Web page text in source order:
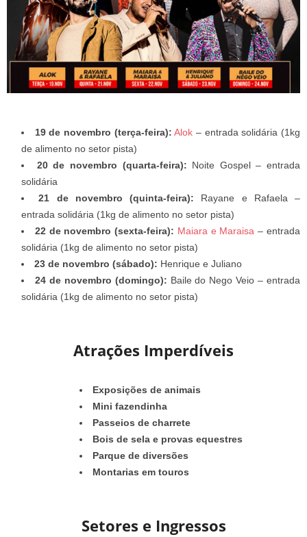
19 de novembro (terça-feira): Alok – entrada solidária (1kg
de alimento no setor pista)
20 de novembro (quarta-feira): Noite Gospel – entrada
solidária
21 de novembro (quinta-feira): Rayane e Rafaela –
entrada solidária (1kg de alimento no setor pista)
22 de novembro (sexta-feira): Maiara e Maraisa – entrada
solidária (1kg de alimento no setor pista)
23 de novembro (sábado): Henrique e Juliano
24 de novembro (domingo): Baile do Nego Veio – entrada
solidária (1kg de alimento no setor pista)
Atrações Imperdíveis
Exposições de animais
Mini fazendinha
Passeios de charrete
Bois de sela e provas equestres
Parque de diversões
Montarias em touros
Setores e Ingressos